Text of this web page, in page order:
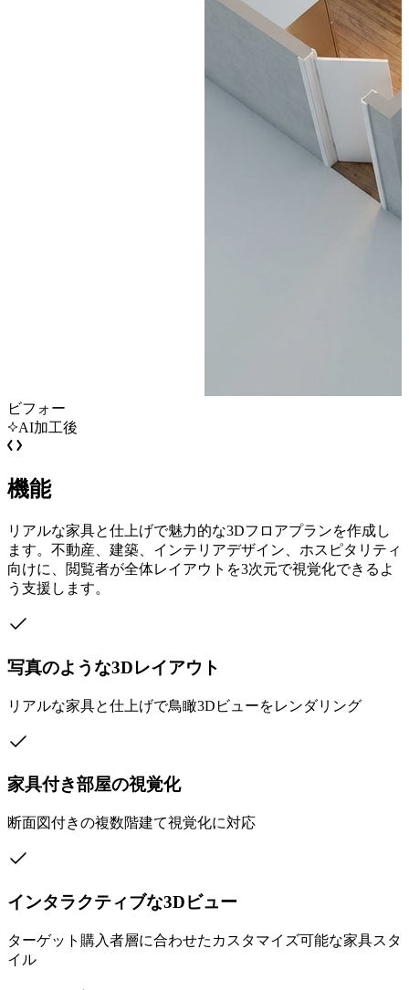
ビフォー
AI加工後
機能
リアルな家具と仕上げで魅力的な3Dフロアプランを作成し
ます。不動産、建築、インテリアデザイン、ホスピタリティ
向けに、閲覧者が全体レイアウトを3次元で視覚化できるよ
う支援します。
写真のような3Dレイアウト
リアルな家具と仕上げで鳥瞰3Dビューをレンダリング
家具付き部屋の視覚化
断面図付きの複数階建て視覚化に対応
インタラクティブな3Dビュー
ターゲット購入者層に合わせたカスタマイズ可能な家具スタ
イル